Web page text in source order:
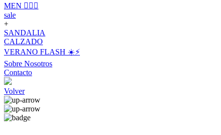
MEN 🙋🏽‍♂️
sale
+
SANDALIA
CALZADO
VERANO FLASH ☀️⚡️
Sobre Nosotros
Contacto
Volver